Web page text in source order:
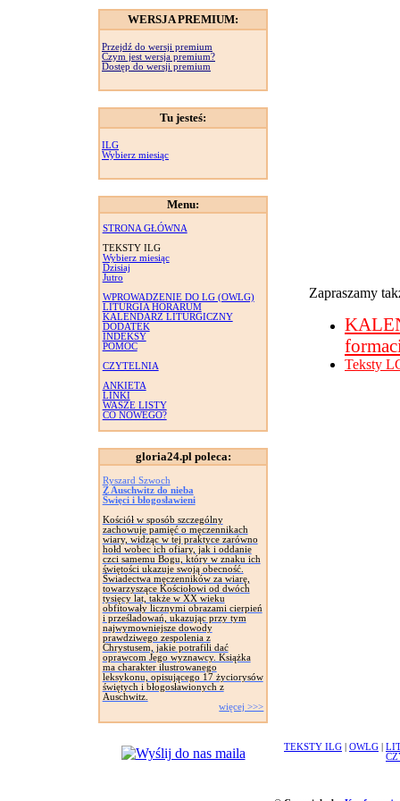
WERSJA PREMIUM:
Przejdź do wersji premium
Czym jest wersja premium?
Dostęp do wersji premium
Tu jesteś:
ILG
Wybierz miesiąc
Menu:
STRONA GŁÓWNA
TEKSTY ILG
Wybierz miesiąc
Dzisiaj
Jutro
WPROWADZENIE DO LG (OWLG)
LITURGIA HORARUM
KALENDARZ LITURGICZNY
DODATEK
INDEKSY
POMOC
CZYTELNIA
ANKIETA
LINKI
WASZE LISTY
CO NOWEGO?
gloria24.pl poleca:
Ryszard Szwoch
Z Auschwitz do nieba
Święci i błogosławieni
Kościół w sposób szczególny
zachowuje pamięć o męczennikach
wiary, widząc w tej praktyce zarówno
hołd wobec ich ofiary, jak i oddanie
czci samemu Bogu, który w znaku ich
świętości ukazuje swoją obecność.
Świadectwa męczenników za wiarę,
towarzyszące Kościołowi od dwóch
tysięcy lat, także w XX wieku
obfitowały licznymi obrazami cierpień
i prześladowań, ukazując przy tym
najwymowniejsze dowody
prawdziwego zespolenia z
Chrystusem, jakie potrafili dać
oprawcom Jego wyznawcy. Książka
ma charakter ilustrowanego
leksykonu, opisującego 17 życiorysów
świętych i błogosławionych z
Auschwitz.
więcej >>>
Zapraszamy
Teksty
TEKSTY ILG OWLG